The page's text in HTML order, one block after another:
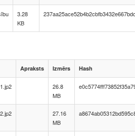
3.28
KB
Apraksts Izmērs Hash
26.8
MB
27.16
MB